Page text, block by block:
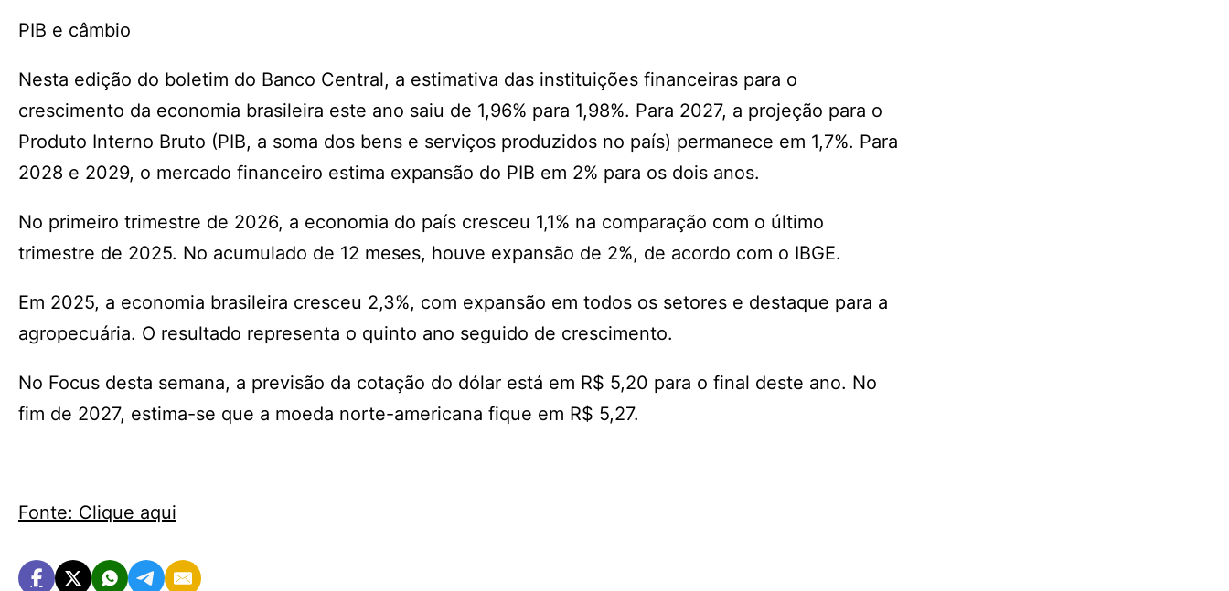
PIB e câmbio
Nesta edição do boletim do Banco Central, a estimativa das instituições financeiras para o
crescimento da economia brasileira este ano saiu de 1,96% para 1,98%. Para 2027, a projeção para o
Produto Interno Bruto (PIB, a soma dos bens e serviços produzidos no país) permanece em 1,7%. Para
2028 e 2029, o mercado financeiro estima expansão do PIB em 2% para os dois anos.
No primeiro trimestre de 2026, a economia do país cresceu ​1,1% na comparação com o último
trimestre de 2025. No acumulado de 12 meses, houve expansão de 2%, de acordo com o IBGE.
Em 2025, a economia brasileira cresceu 2,3%, com expansão em todos os setores e destaque para a
agropecuária. O resultado representa o quinto ano seguido de crescimento.
No Focus desta semana, a previsão da cotação do dólar está em R$ 5,20 para o final deste ano. No
fim de 2027, estima-se que a moeda norte-americana fique em R$ 5,27.
Fonte: Clique aqui